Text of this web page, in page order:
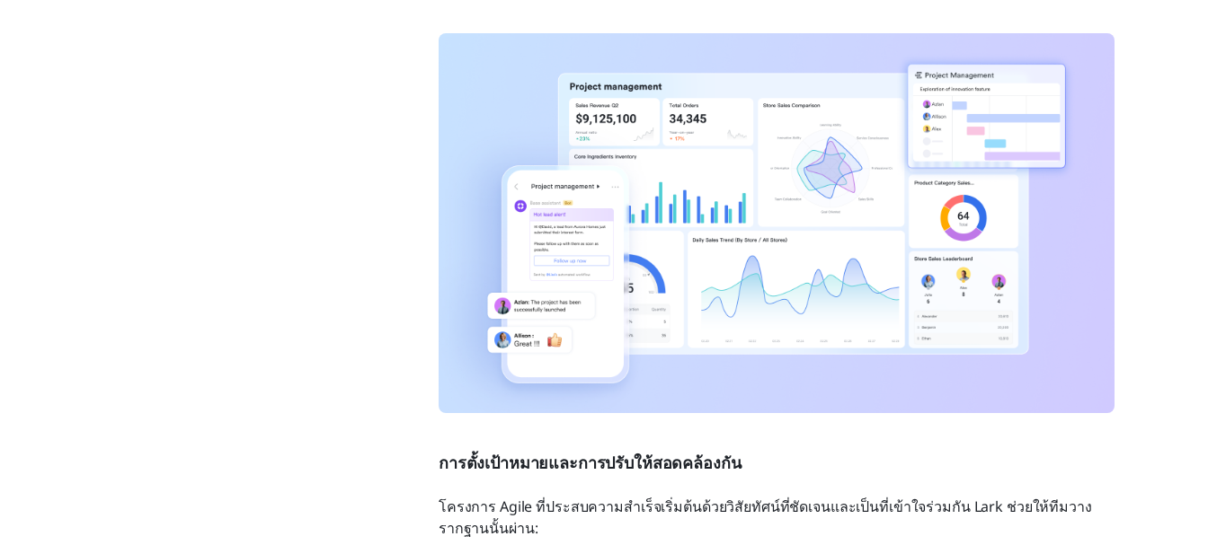
การตั้งเป้าหมายและการปรับให้สอดคล้องกัน
โครงการ Agile ที่ประสบความสำเร็จเริ่มต้นด้วยวิสัยทัศน์ที่ชัดเจนและเป็นที่เข้าใจร่วมกัน Lark ช่วยให้ทีมวาง
รากฐานนั้นผ่าน: